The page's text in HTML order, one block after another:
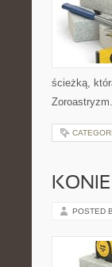
ścieżką,
POSTED